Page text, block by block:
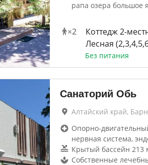
рапа озера большое
×2
Коттедж 2-
Лесная
Без питания
Санаторий Обь
Алтайский край,
Опорно-
нервная система,
Крытый бассейн 213
Собственные